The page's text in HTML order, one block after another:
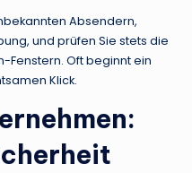
Absendern,
und prüfen Sie stets die
Fenstern. Oft beginnt ein
Klick.